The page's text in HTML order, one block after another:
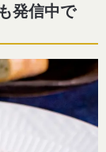
発信中で